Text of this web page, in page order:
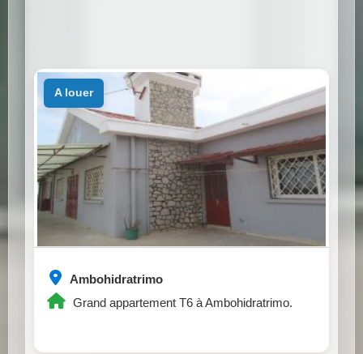
Ambohidratrimo
Grand appartement T6 à Ambohidratrimo.
a louer